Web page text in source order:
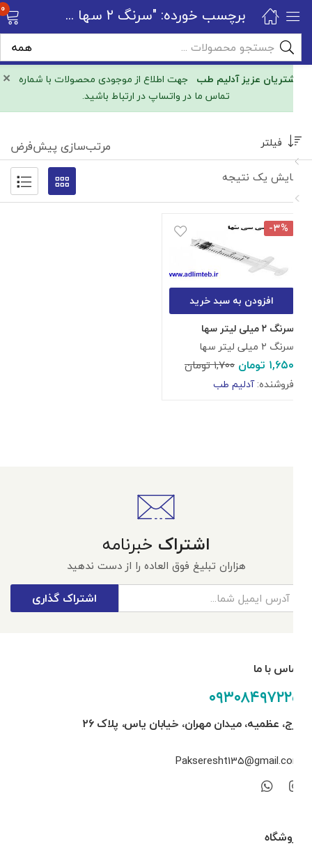
× مشتریان عزیز آدلیم طبجهت اطلاع از موجودی محصولات با شماره
تماس ما در واتساپ در ارتباط باشید.
برچسب خورده: "سرنگ ۲ سها سه تکه" 0
نمایش یک نتیجه
فیلتر مرتب‌سازی پیش‌فرض
افزودن به سبد خرید
-۳%
سرنگ ۲ میلی لیتر سها
سرنگ ۲ میلی لیتر سها
۱,۶۵۰ تومان۱,۷۰۰تومان
فروشنده:آدلیم طب
اشتراکخبرنامه
هزاران تبلیغ فوق العاده را از دست ندهید
اشتراک گذاری
تماس با ما
۰۹۳۰۸۴۹۷۲۲۵
کرج، عظمیه، میدان مهران، خیابان یاس، پلاک ۲۶
Pakseresht135@gmail.com
فروشگاه